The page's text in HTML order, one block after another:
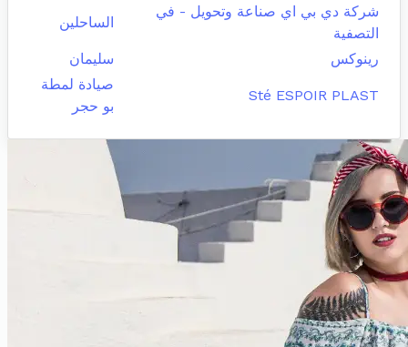
شركة دي بي اي صناعة وتحويل - في
التصفية
الساحلين
رينوكس سليمان
Sté ESPOIR PLAST
صيادة لمطة
بو حجر